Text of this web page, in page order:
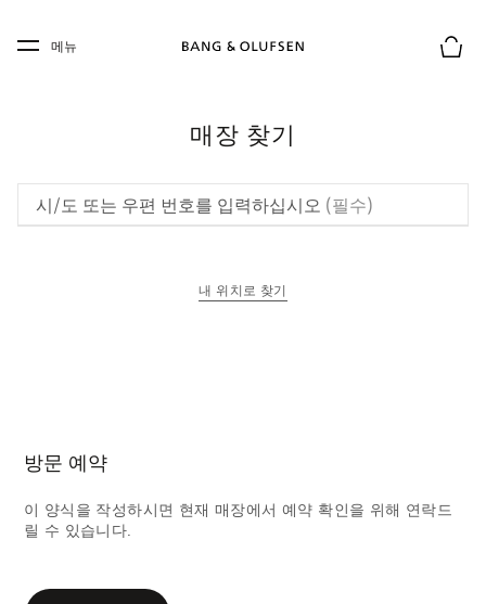
Skip to main footer
메뉴
매장 찾기
시/도 또는 우편 번호를 입력하십시오 (필수)
내 위치로 찾기
방문 예약
이 양식을 작성하시면 현재 매장에서 예약 확인을 위해 연락드
릴 수 있습니다.